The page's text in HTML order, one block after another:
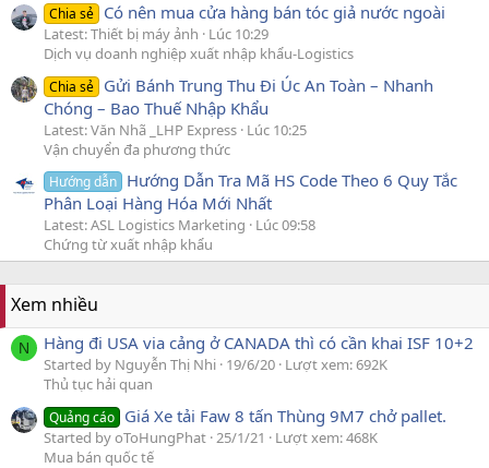
Chia sẻ Có nên mua cửa hàng bán tóc giả nước ngoài
Latest: Thiết bị máy ảnh
Lúc 10:29
Dịch vụ doanh nghiệp xuất nhập khẩu-Logistics
Chia sẻ Gửi Bánh Trung Thu Đi Úc An Toàn – Nhanh
Chóng – Bao Thuế Nhập Khẩu
Latest: Văn Nhã _LHP Express Lúc 10:25
Vận chuyển đa phương thức
Hướng dẫn Hướng Dẫn Tra Mã HS Code Theo 6 Quy Tắc
Phân Loại Hàng Hóa Mới Nhất
Latest: ASL Logistics Marketing
Lúc 09:58
Chứng từ xuất nhập khẩu
Xem nhiều
N Hàng đi USA via cảng ở CANADA thì có cần khai ISF 10+2
Started by Nguyễn Thị Nhi 19/6/20 Lượt xem: 692K
Thủ tục hải quan
Quảng cáo Giá Xe tải Faw 8 tấn Thùng 9M7 chở pallet.
Started by oToHungPhat 25/1/21
Lượt xem: 468K
Mua bán quốc tế